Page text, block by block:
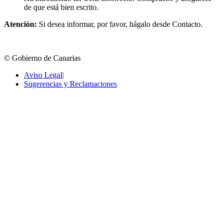
de que está bien escrito.
Atención: Si desea informar, por favor, hágalo desde Contacto.
© Gobierno de Canarias
Aviso Legal|
Sugerencias y Reclamaciones